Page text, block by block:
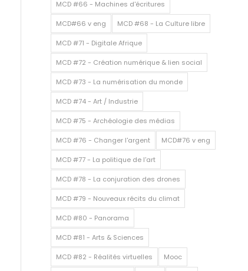
MCD #66 - Machines d'écritures
MCD#66 v eng MCD #68 - La Culture libre
MCD #71 - Digitale Afrique
MCD #72 - Création numérique & lien social
MCD #73 - La numérisation du monde
MCD #74 - Art / Industrie
MCD #75 - Archéologie des médias
MCD #76 - Changer l'argent MCD#76 v eng
MCD #77 - La politique de l'art
MCD #78 - La conjuration des drones
MCD #79 - Nouveaux récits du climat
MCD #80 - Panorama
MCD #81 - Arts & Sciences
MCD #82 - Réalités virtuelles Mooc